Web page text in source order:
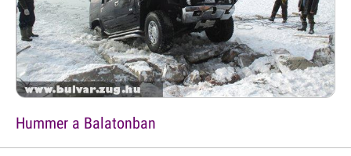
Hummer a Balatonban